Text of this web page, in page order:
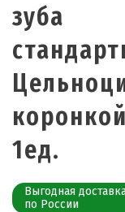
зуба
коронкой
1ед.
Выгодная
по России